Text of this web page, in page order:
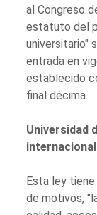
al Congreso
estatuto del
universitario"
entrada en
establecido
final décima.
Universidad
Esta ley
de motivos,